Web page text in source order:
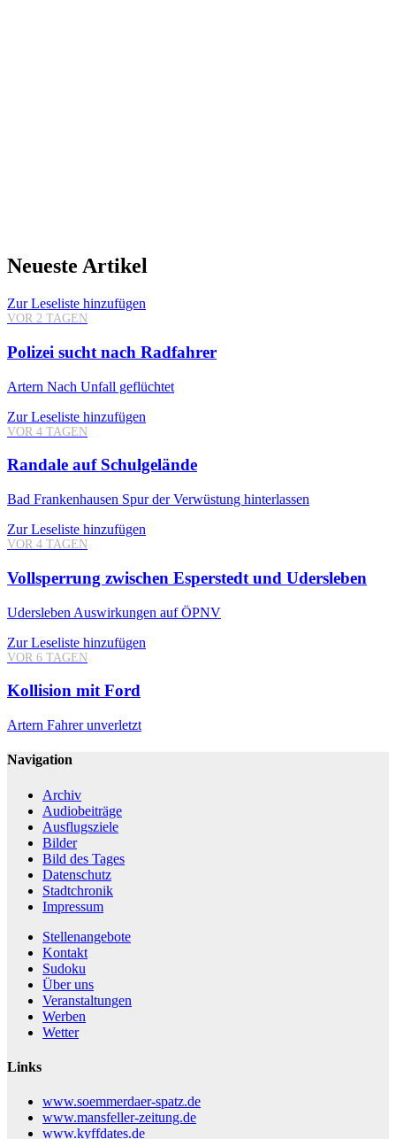
Neueste Artikel
Zur Leseliste hinzufügen
VOR 2 TAGEN
Polizei sucht nach Radfahrer
Artern Nach Unfall geflüchtet
Zur Leseliste hinzufügen
VOR 4 TAGEN
Randale auf Schulgelände
Bad Frankenhausen Spur der Verwüstung hinterlassen
Zur Leseliste hinzufügen
VOR 4 TAGEN
Vollsperrung zwischen Esperstedt und Udersleben
Udersleben Auswirkungen auf ÖPNV
Zur Leseliste hinzufügen
VOR 6 TAGEN
Kollision mit Ford
Artern Fahrer unverletzt
Navigation
Archiv
Audiobeiträge
Ausflugsziele
Bilder
Bild des Tages
Datenschutz
Stadtchronik
Impressum
Stellenangebote
Kontakt
Sudoku
Über uns
Veranstaltungen
Werben
Wetter
Links
www.soemmerdaer-spatz.de
www.mansfeller-zeitung.de
www.kyffdates.de